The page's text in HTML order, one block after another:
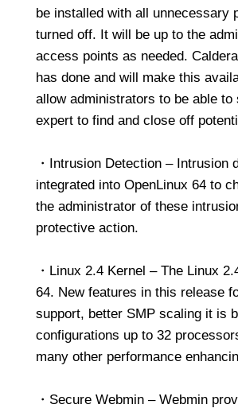
be installed with all unnecessary
turned off. It will be up to the
access points as needed.
has done and will make this
allow administrators to be able
expert to find and close off
・Intrusion Detection – Intrusion
integrated into OpenLinux 64 to
the administrator of these
protective action.
・Linux 2.4 Kernel – The Linux
64. New features in this release
support, better SMP scaling it is
configurations up to 32
many other performance
・Secure Webmin – Webmin